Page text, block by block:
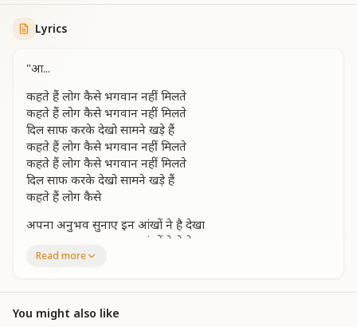
Lyrics
"आ...
कहते हैं लोग कैसे भगवान नहीं मिलते
कहते हैं लोग कैसे भगवान नहीं मिलते
दिल साफ करके देखो सामने खड़े हैं
कहते हैं लोग कैसे भगवान नहीं मिलते
कहते हैं लोग कैसे भगवान नहीं मिलते
दिल साफ करके देखो सामने खड़े हैं
कहते हैं लोग कैसे
अपना अनुभव सुनाए इन आंखों ने है देखा
अपना अनुभव सुनाए इन आंखों ने हे देखा
लाखों ने है बना ली अपनी भाग्य रेखा
दिल साफ करके देखो सामने खड़े हैं
कहते हैं लोग कैसे
Read more
You might also like